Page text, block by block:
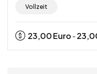
Vollzeit
23,00Euro -